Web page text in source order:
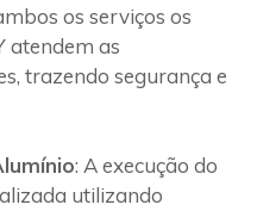
os serviços os
atendem as
trazendo segurança e
: A execução do
utilizando